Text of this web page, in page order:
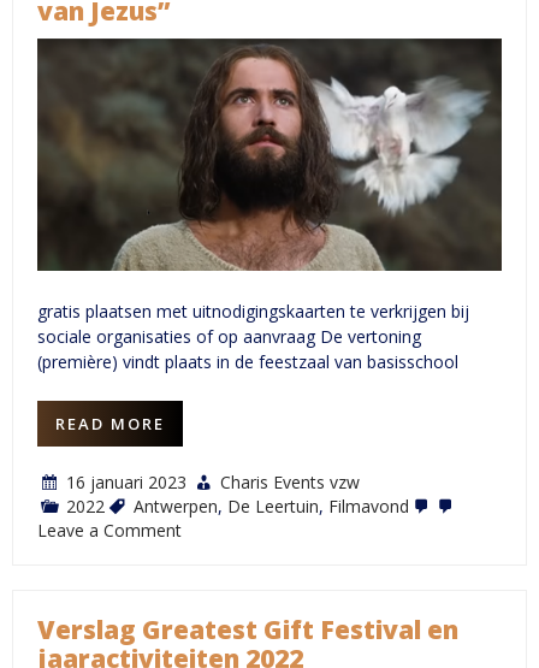
van Jezus”
gratis plaatsen met uitnodigingskaarten te verkrijgen bij
sociale organisaties of op aanvraag De vertoning
(première) vindt plaats in de feestzaal van basisschool
READ MORE
16 januari 2023
Charis Events vzw
2022
Antwerpen, De Leertuin, Filmavond
Leave a Commenton
”
Het
Verslag Greatest Gift Festival en
jaaractiviteiten 2022